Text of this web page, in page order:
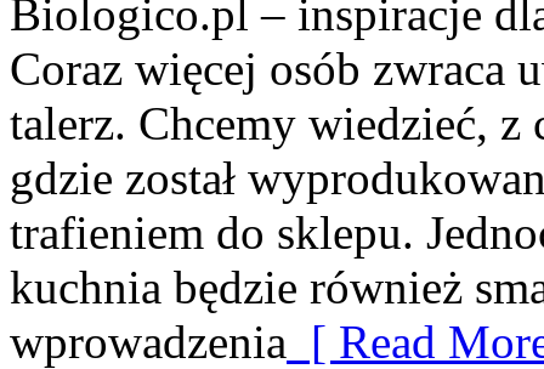
Biologico.pl – inspiracje
Coraz więcej osób zwraca
talerz. Chcemy wiedzieć, z
gdzie został
trafieniem do sklepu.
kuchnia będzie również
wprowadzenia [ Read